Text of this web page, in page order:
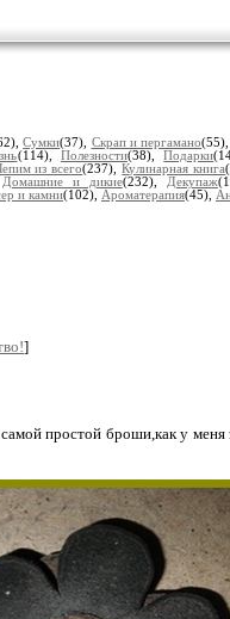
Сумки(37), Скрап и пергамано
(114), Полезности(38),Подарки
из всего(237),Кулинарная книга
Домашние и дикие(232), Декупаж
и камни(102), Ароматерапия(45),
]
простой броши,как у меня